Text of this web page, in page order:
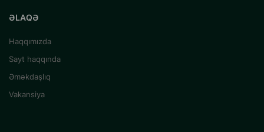
ƏLAQƏ
Haqqımızda
Sayt haqqında
Əməkdaşlıq
Vakansiya